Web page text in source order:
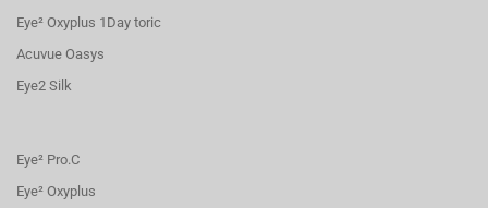
Eye² Oxyplus 1Day toric
Acuvue Oasys
Eye2 Silk
Eye² Pro.C
Eye² Oxyplus